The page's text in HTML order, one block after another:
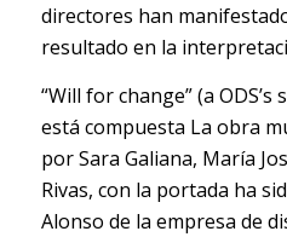
directores han
resultado en la
“Will for change” (a
está compuesta La obra
por Sara Galiana, María
Rivas, con la portada ha
Alonso de la empresa de